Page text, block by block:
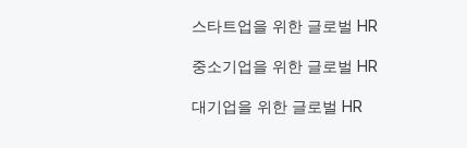
스타트업을 위한 글로벌 HR
중소기업을 위한 글로벌 HR
대기업을 위한 글로벌 HR